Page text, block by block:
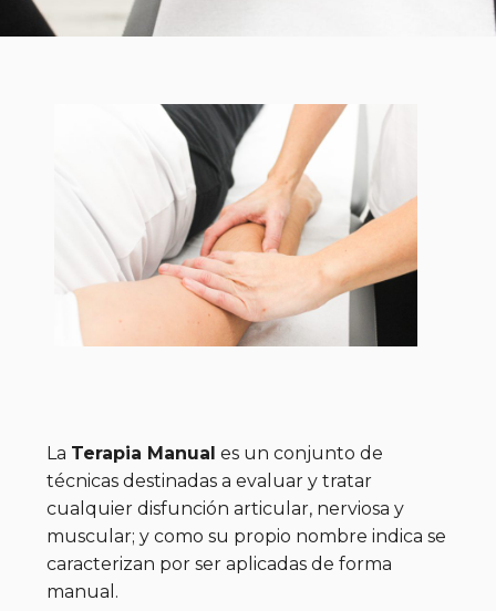
La Terapia Manual es un conjunto de
técnicas destinadas a evaluar y tratar
cualquier disfunción articular, nerviosa y
muscular; y como su propio nombre indica se
caracterizan por ser aplicadas de forma
manual.